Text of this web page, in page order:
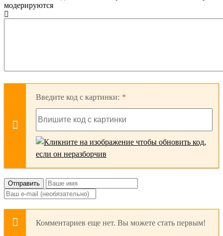
модерируются
Введите код с картинки:
Отправить
Комментариев еще нет. Вы можете стать первым!